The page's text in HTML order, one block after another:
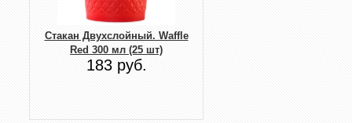
Стакан Двухслойный. Waffle
Red 300 мл (25 шт)
183 руб.